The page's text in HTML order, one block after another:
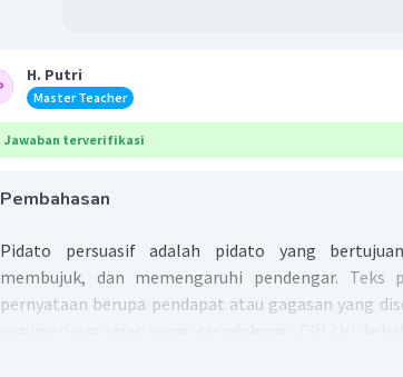
H. Putri
Master Teacher
Jawaban terverifikasi
Pembahasan
Pidato persuasif adalah pidato yang bertujuan
membujuk, dan memengaruhi pendengar. Teks
pernyataan berupa pendapat atau gagasan yang